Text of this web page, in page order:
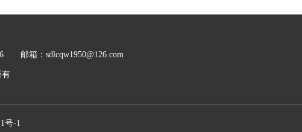
邮箱：sdlcqw1950@126.com
所有
号-1